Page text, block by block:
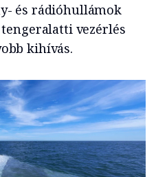
és rádióhullámok
vezérlés
kihívás.